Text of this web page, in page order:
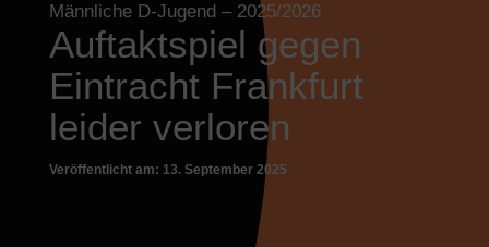
Männliche D-Jugend– 2025/2026
Auftaktspiel gegen
Eintracht Frankfurt
leider verloren
Veröffentlicht am: 13. September 2025